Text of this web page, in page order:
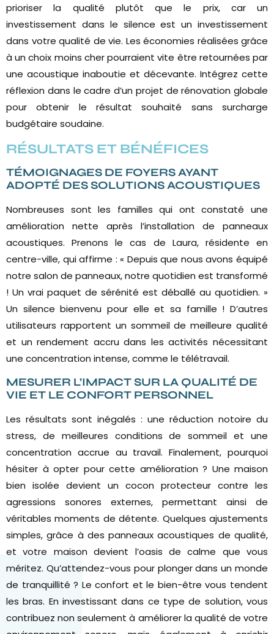
prioriser la qualité plutôt que le prix, car un
investissement dans le silence est un investissement
dans votre qualité de vie. Les économies réalisées grâce
à un choix moins cher pourraient vite être retournées par
une acoustique inaboutie et décevante. Intégrez cette
réflexion dans le cadre d’un projet de rénovation globale
pour obtenir le résultat souhaité sans surcharge
budgétaire soudaine.
RÉSULTATS ET BÉNÉFICES
TÉMOIGNAGES DE FOYERS AYANT
ADOPTÉ DES SOLUTIONS ACOUSTIQUES
Nombreuses sont les familles qui ont constaté une
amélioration nette après l’installation de panneaux
acoustiques. Prenons le cas de Laura, résidente en
centre-ville, qui affirme : « Depuis que nous avons équipé
notre salon de panneaux, notre quotidien est transformé
! Un vrai paquet de sérénité est déballé au quotidien. »
Un silence bienvenu pour elle et sa famille ! D’autres
utilisateurs rapportent un sommeil de meilleure qualité
et un rendement accru dans les activités nécessitant
une concentration intense, comme le télétravail.
MESURER L’IMPACT SUR LA QUALITÉ DE
VIE ET LE CONFORT PERSONNEL
Les résultats sont inégalés : une réduction notoire du
stress, de meilleures conditions de sommeil et une
concentration accrue au travail. Finalement, pourquoi
hésiter à opter pour cette amélioration ? Une maison
bien isolée devient un cocon protecteur contre les
agressions sonores externes, permettant ainsi de
véritables moments de détente. Quelques ajustements
simples, grâce à des panneaux acoustiques de qualité,
et votre maison devient l’oasis de calme que vous
méritez. Qu’attendez-vous pour plonger dans un monde
de tranquillité ? Le confort et le bien-être vous tendent
les bras. En investissant dans ce type de solution, vous
contribuez non seulement à améliorer la qualité de votre